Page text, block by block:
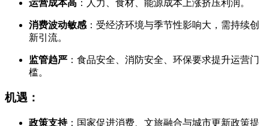
运营成本高 ：人力、食材、能源成本上涨挤压利润。
消费波动敏感 ：受经济环境与季节性影响大，需持续创
新引流。
监管趋严 ：食品安全、消防安全、环保要求提升运营门
槛。
机遇：
政策支持：国家促进消费、文旅融合与城市更新政策提